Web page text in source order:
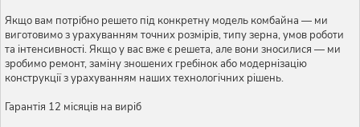
Якщо вам потрібно решето під конкретну модель комбайна — ми
виготовимо з урахуванням точних розмірів, типу зерна, умов роботи
та інтенсивності. Якщо у вас вже є решета, але вони зносилися — ми
зробимо ремонт, заміну зношених гребінок або модернізацію
конструкції з урахуванням наших технологічних рішень.
Гарантія 12 місяців на виріб